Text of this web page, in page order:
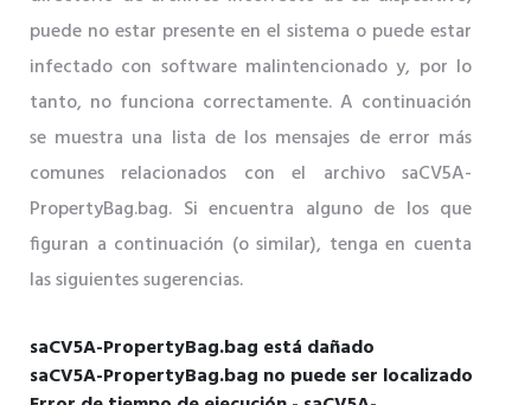
puede no estar presente en el sistema o puede estar
infectado con software malintencionado y, por lo
tanto, no funciona correctamente. A continuación
se muestra una lista de los mensajes de error más
comunes relacionados con el archivo saCV5A-
PropertyBag.bag. Si encuentra alguno de los que
figuran a continuación (o similar), tenga en cuenta
las siguientes sugerencias.
saCV5A-PropertyBag.bag está dañado
saCV5A-PropertyBag.bag no puede ser localizado